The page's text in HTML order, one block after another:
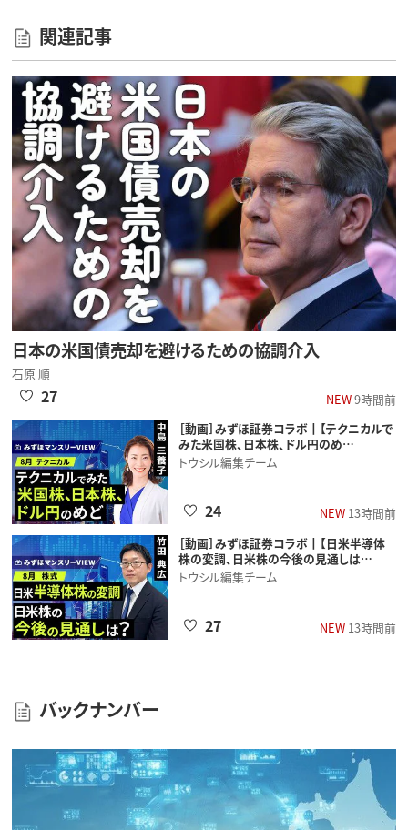
関連記事
日本の米国債売却を避けるための協調介入
石原 順
NEW9時間前
27
［動画］みずほ証券コラボ┃【テクニカルで
みた米国株、日本株、ドル円のめ…
トウシル編集チーム
NEW13時間前
24
［動画］みずほ証券コラボ┃【日米半導体
株の変調、日米株の今後の見通しは…
トウシル編集チーム
NEW13時間前
27
バックナンバー